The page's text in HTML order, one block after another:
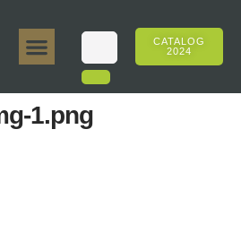
CATALOG
2024
1.png